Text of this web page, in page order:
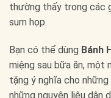
thường thấy trong các
sum họp.
Bạn có thể dùng Bánh
miệng sau bữa ăn, một
tặng ý nghĩa cho
những nguyên liệu dân